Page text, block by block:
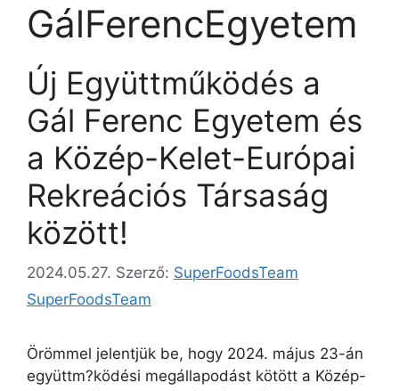
GálFerencEgyetem
Új Együttműködés a
Gál Ferenc Egyetem és
a Közép-Kelet-Európai
Rekreációs Társaság
között!
2024.05.27. Szerző: SuperFoodsTeam
SuperFoodsTeam
Örömmel jelentjük be, hogy 2024. május 23-án
együttm?ködési megállapodást kötött a Közép-